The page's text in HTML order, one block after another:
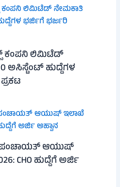
ಕಂಪನಿ ಲಿಮಿಟೆಡ್
ಅಸಿಸ್ಟೆಂಟ್ ಹುದ್ದೆಗಳ
ಪಂಚಾಯತ್ ಆಯುಷ್
CHO ಹುದ್ದೆಗೆ ಅರ್ಜಿ